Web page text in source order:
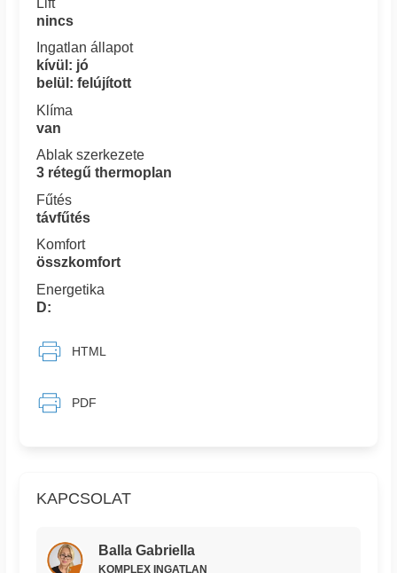
KAPCSOLAT
Balla Gabriella
KOMPLEX INGATLAN
nincs
Ingatlan állapot
kívül: jó
belül: felújított
Klíma
van
Ablak szerkezete
3 rétegű thermoplan
Fűtés
távfűtés
Komfort
összkomfort
Energetika
D:
HTML
PDF